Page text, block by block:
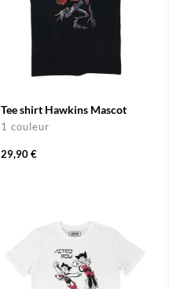
Tee shirt Hawkins Mascot
1 couleur
29,90 €